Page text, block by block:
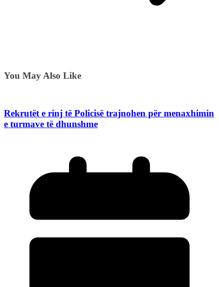
You May Also Like
Rekrutët e rinj të Policisë trajnohen për menaxhimin
e turmave të dhunshme